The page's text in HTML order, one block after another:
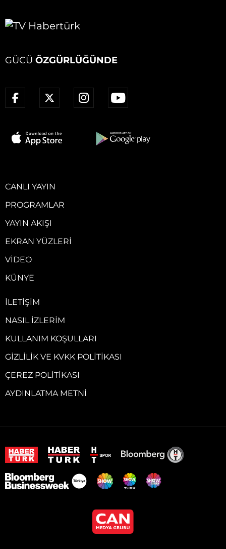
GÜCÜ ÖZGÜRLÜĞÜNDE
CANLI YAYIN
PROGRAMLAR
YAYIN AKIŞI
EKRAN YÜZLERI
VIDEO
KÜNYE
İLETIŞIM
NASIL İZLERIM
KULLANIM KOŞULLARI
GIZLILIK VE KVKK POLITIKASI
ÇEREZ POLITIKASI
AYDINLATMA METNI